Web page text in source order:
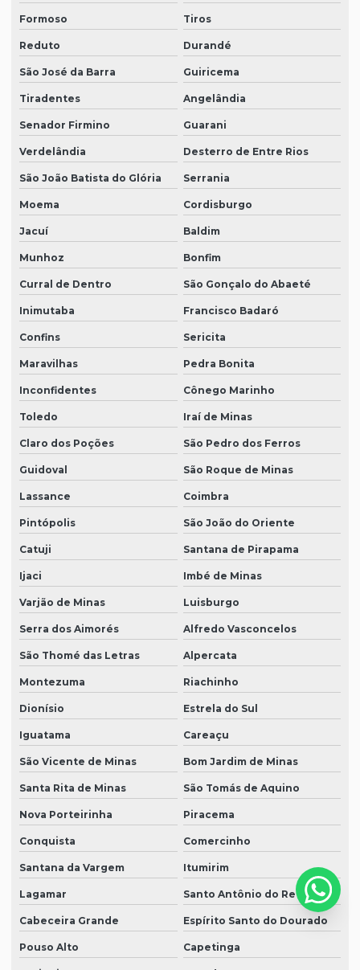
Formoso Tiros
Reduto Durandé
São José da Barra Guiricema
Tiradentes Angelândia
Senador Firmino Guarani
Verdelândia Desterro de Entre Rios
São João Batista do Glória Serrania
Moema Cordisburgo
Jacuí Baldim
Munhoz Bonfim
Curral de Dentro São Gonçalo do Abaeté
Inimutaba Francisco Badaró
Confins Sericita
Maravilhas Pedra Bonita
Inconfidentes Cônego Marinho
Toledo Iraí de Minas
Claro dos Poções São Pedro dos Ferros
Guidoval São Roque de Minas
Lassance Coimbra
Pintópolis São João do Oriente
Catuji Santana de Pirapama
Ijaci Imbé de Minas
Varjão de Minas Luisburgo
Serra dos Aimorés Alfredo Vasconcelos
São Thomé das Letras Alpercata
Montezuma Riachinho
Dionísio Estrela do Sul
Iguatama Careaçu
São Vicente de Minas Bom Jardim de Minas
Santa Rita de Minas São Tomás de Aquino
Nova Porteirinha Piracema
Conquista Comercinho
Santana da Vargem Itumirim
Lagamar Santo Antônio do Retiro
Cabeceira Grande Espírito Santo do Dourado
Pouso Alto Capetinga